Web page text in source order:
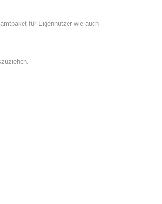
für Eigennutzer wie auch